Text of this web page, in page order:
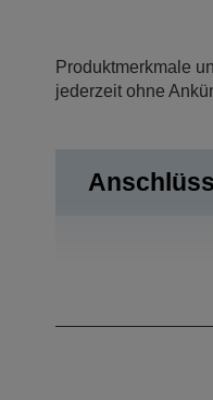
Produktmerkmale
jederzeit ohne